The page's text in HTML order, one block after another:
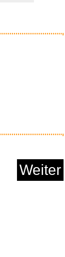
Weiter